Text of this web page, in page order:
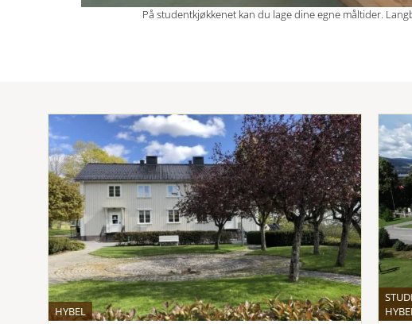
På studentkjøkkenet kan du lage dine egne måltider.
HYBEL
HYBEL